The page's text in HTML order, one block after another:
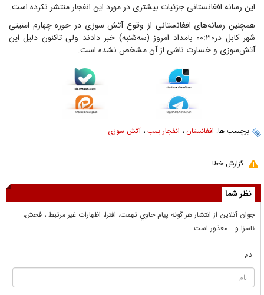
این رسانه افغانستانی جزئیات بیشتری در مورد این انفجار منتشر نکرده است.
همچنین رسانه‌های افغانستانی از وقوع آتش سوزی در حوزه چهارم امنیتی
شهر کابل در۰۰:۳۰ بامداد امروز (سه‌شنبه) خبر دادند ولی تاکنون دلیل این
آتش‌سوزی و خسارت ناشی از آن مشخص نشده است.
برچسب ها: افغانستان ، انفجار بمب ، آتش سوزی
گزارش خطا
نظر شما
جوان آنلاين از انتشار هر گونه پيام حاوي تهمت، افترا، اظهارات غير مرتبط ، فحش،
ناسزا و... معذور است
نام